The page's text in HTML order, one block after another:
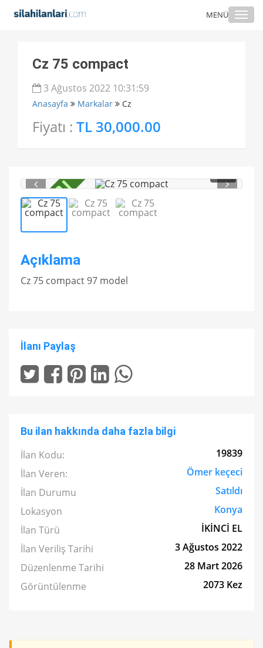
MENÜ
Cz 75 compact
3 Ağustos 2022 10:31:59
Anasayfa Markalar Cz
Fiyatı : TL 30,000.00
1/ 3
Açıklama
Cz 75 compact 97 model
İlanı Paylaş
Bu ilan hakkında daha fazla bilgi
İlan Kodu:
19839
İlan Veren:
Ömer keçeci
İlan Durumu
Satıldı
Lokasyon
Konya
İlan Türü
İKİNCİ EL
İlan Veriliş Tarihi
3 Ağustos 2022
Düzenlenme Tarihi
28 Mart 2026
Görüntülenme
2073 Kez